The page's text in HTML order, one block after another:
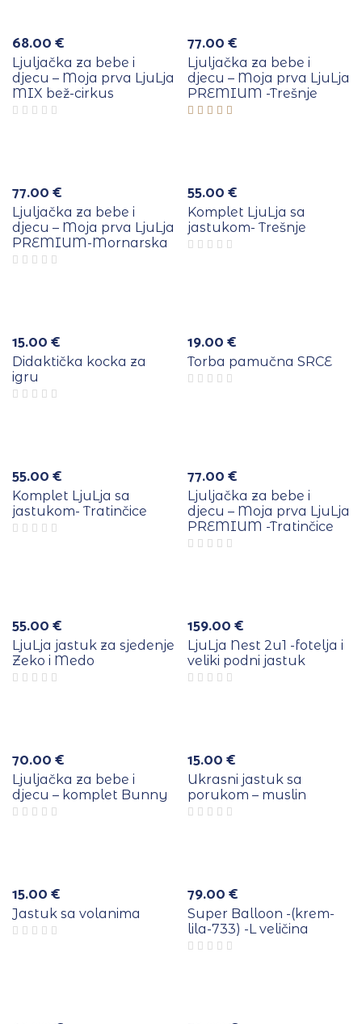
68.00€
Ljuljačka za bebe i
djecu – Moja prva LjuLja
MIX bež-cirkus
77.00€
Ljuljačka za bebe i
djecu – Moja prva LjuLja
PREMIUM -Trešnje
77.00€
Ljuljačka za bebe i
djecu – Moja prva LjuLja
PREMIUM-Mornarska
55.00€
Komplet LjuLja sa
jastukom- Trešnje
15.00€
Didaktička kocka za
igru
19.00€
Torba pamučna SRCE
55.00€
Komplet LjuLja sa
jastukom- Tratinčice
77.00€
Ljuljačka za bebe i
djecu – Moja prva LjuLja
PREMIUM -Tratinčice
55.00€
LjuLja jastuk za sjedenje
Zeko i Medo
159.00€
LjuLja Nest 2u1 -fotelja i
veliki podni jastuk
70.00€
Ljuljačka za bebe i
djecu – komplet Bunny
15.00€
Ukrasni jastuk sa
porukom – muslin
15.00€
Jastuk sa volanima
79.00€
Super Balloon -(krem-
lila-733) -L veličina